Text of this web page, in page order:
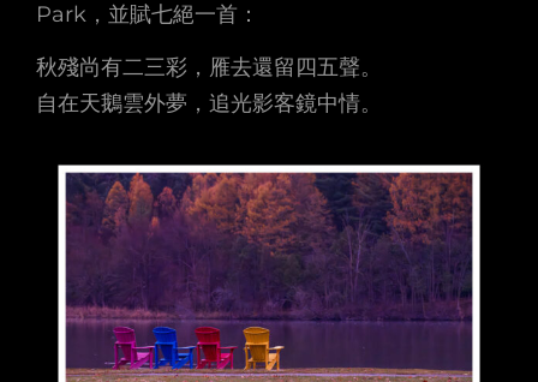
Park，並賦七絕一首：
秋殘尚有二三彩，雁去還留四五聲。
自在天鵝雲外夢，追光影客鏡中情。